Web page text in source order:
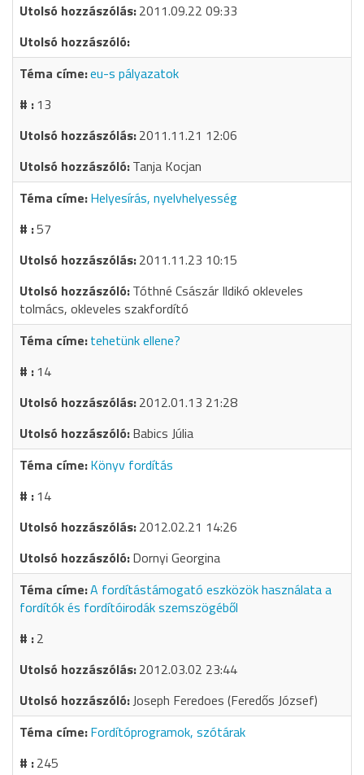
2011.09.22 09:33
eu-s pályazatok
13
2011.11.21 12:06
Tanja Kocjan
Helyesírás, nyelvhelyesség
57
2011.11.23 10:15
Tóthné Császár Ildikó okleveles
tolmács, okleveles szakfordító
tehetünk ellene?
14
2012.01.13 21:28
Babics Júlia
Könyv fordítás
14
2012.02.21 14:26
Dornyi Georgina
A fordítástámogató eszközök használata a
fordítók és fordítóirodák szemszögéből
2
2012.03.02 23:44
Joseph Feredoes (Feredős József)
Fordítóprogramok, szótárak
245